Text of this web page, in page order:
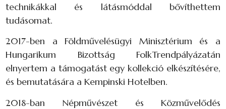
technikákkal és látásmóddal bővíthettem
tudásomat.
2017-ben a Földművelésügyi Minisztérium és a
Hungarikum Bizottság FolkTrendpályázatán
elnyertem a támogatást egy kollekció elkészítésére,
és bemutatására a Kempinski Hotelben.
2018-ban Népművészet és Közművelődés